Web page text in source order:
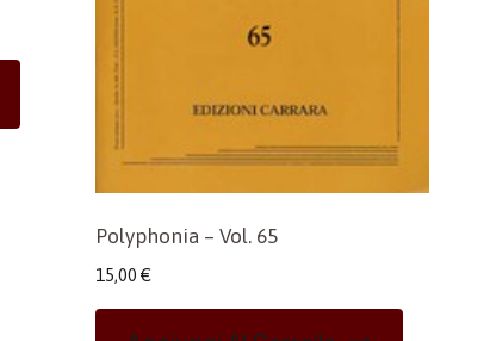
Polyphonia – Vol. 65
15,00 €